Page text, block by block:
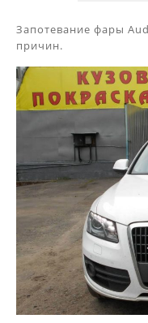
Запотевание фары
причин.